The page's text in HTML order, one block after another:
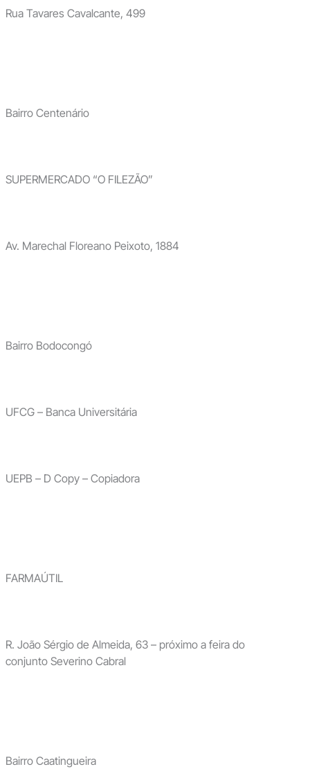
Rua Tavares Cavalcante, 499
Bairro Centenário
SUPERMERCADO “O FILEZÃO”
Av. Marechal Floreano Peixoto, 1884
Bairro Bodocongó
UFCG – Banca Universitária
UEPB – D Copy – Copiadora
FARMAÚTIL
R. João Sérgio de Almeida, 63 – próximo a feira do
conjunto Severino Cabral
Bairro Caatingueira